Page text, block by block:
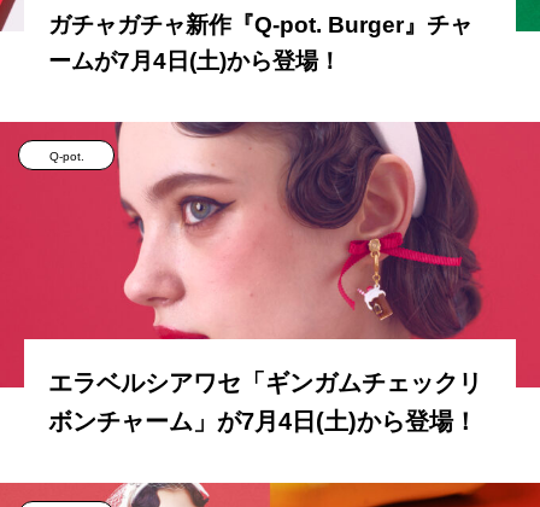
ガチャガチャ新作『Q-pot. Burger』チャ
ームが7月4日(土)から登場！
Q-pot.
エラベルシアワセ「ギンガムチェックリ
ボンチャーム」が7月4日(土)から登場！